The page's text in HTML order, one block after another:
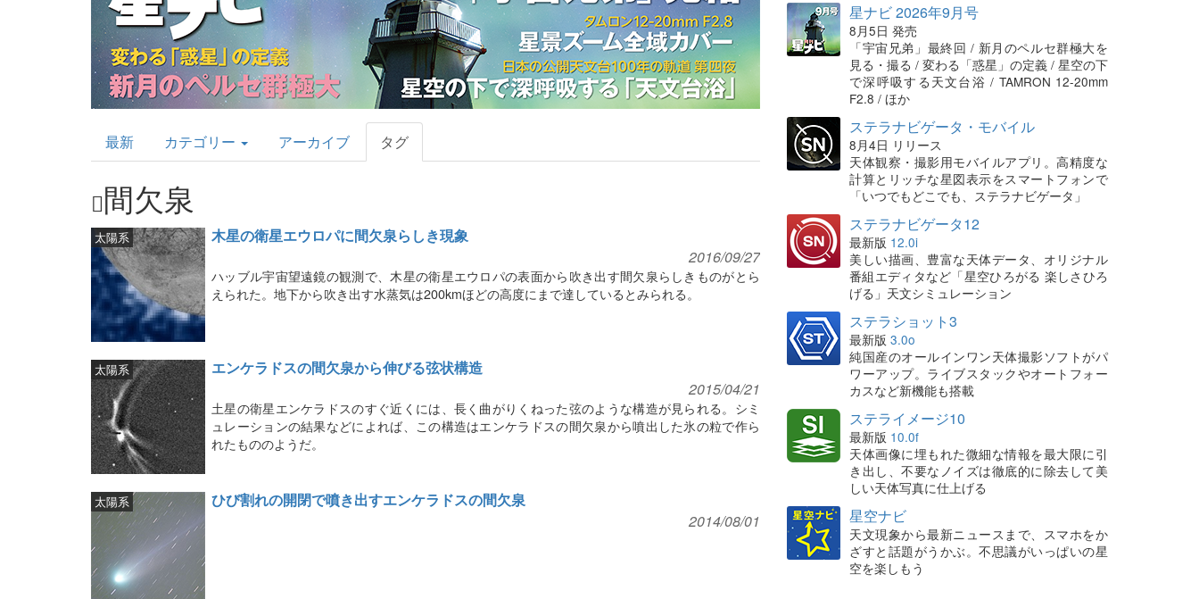
AstroArts
Topics
最新 カテゴリー アーカイブ タグ
間欠泉
木星の衛星エウロパに間欠泉らしき現象
太陽系
2016/09/27
ハッブル宇宙望遠鏡の観測で、木星の衛星エウロパの表面から吹き出す間欠泉らしきものがとら
えられた。地下から吹き出す水蒸気は200kmほどの高度にまで達しているとみられる。
エンケラドスの間欠泉から伸びる弦状構造
太陽系
2015/04/21
土星の衛星エンケラドスのすぐ近くには、長く曲がりくねった弦のような構造が見られる。シミ
ュレーションの結果などによれば、この構造はエンケラドスの間欠泉から噴出した氷の粒で作ら
れたもののようだ。
ひび割れの開閉で噴き出すエンケラドスの間欠泉
太陽系
2014/08/01
星ナビ 2026年9月号
8月5日 発売
「宇宙兄弟」最終回 / 新月のペルセ群極大を
見る・撮る / 変わる「惑星」の定義 / 星空の下
で深呼吸する天文台浴 / TAMRON 12-20mm
F2.8 / ほか
ステラナビゲータ・モバイル
8月4日 リリース
天体観察・撮影用モバイルアプリ。高精度な
計算とリッチな星図表示をスマートフォンで
「いつでもどこでも、ステラナビゲータ」
ステラナビゲータ12
最新版 12.0i
美しい描画、豊富な天体データ、オリジナル
番組エディタなど「星空ひろがる 楽しさひろ
げる」天文シミュレーション
ステラショット3
最新版 3.0o
純国産のオールインワン天体撮影ソフトがパ
ワーアップ。ライブスタックやオートフォー
カスなど新機能も搭載
ステライメージ10
最新版 10.0f
天体画像に埋もれた微細な情報を最大限に引
き出し、不要なノイズは徹底的に除去して美
しい天体写真に仕上げる
星空ナビ
天文現象から最新ニュースまで、スマホをか
ざすと話題がうかぶ。不思議がいっぱいの星
空を楽しもう